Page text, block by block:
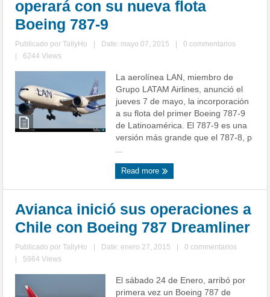
operará con su nueva flota
Boeing 787-9
Publicado porTallyHo Date: mayo 07, 2015
0 commentarios
6244 Views
La aerolínea LAN, miembro de
Grupo LATAM Airlines, anunció el
jueves 7 de mayo, la incorporación
a su flota del primer Boeing 787-9
de Latinoamérica. El 787-9 es una
versión más grande que el 787-8, p
...
Read more
Avianca inició sus operaciones a
Chile con Boeing 787 Dreamliner
Publicado porTallyHo Date: enero 27, 2015
0 commentarios
5964 Views
El sábado 24 de Enero, arribó por
primera vez un Boeing 787 de